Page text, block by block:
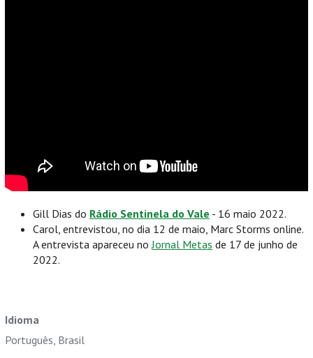
Gill Dias do Rádio Sentinela do Vale - 16 maio 2022.
Carol, entrevistou, no dia 12 de maio, Marc Storms online.
A entrevista apareceu noJornal Metas de 17 de junho de
2022.
Idioma
Português, Brasil